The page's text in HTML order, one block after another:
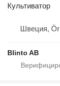
Культиватор
Швеция, Ör
Blinto AB